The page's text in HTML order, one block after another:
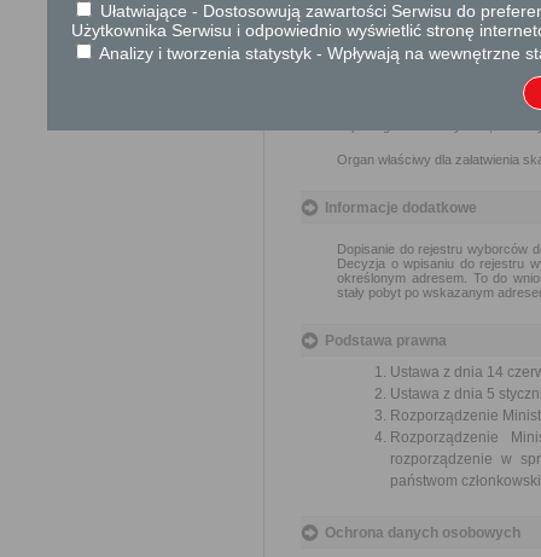
Skargi i wnioski
Przedmiotem skargi może być
naruszenie praworządności lub
Przedmiotem wniosku mogą
Organ właściwy dla załatwienia
Informacje dodatkowe
Dopisanie do rejestru wyborców
Decyzja o wpisaniu do rejestru
określonym adresem. To do
stały pobyt po wskazanym
Podstawa prawna
Ustawa z dnia 14
Ustawa z dnia 5
Rozporządzenie
Rozporządzenie
rozporządzenie w
państwom
Ochrona danych osobowych
Ułatwiające - Dostosowują zawartości Serwisu do
Użytkownika Serwisu i odpowiednio wyświetlić stronę
Analizy i tworzenia statystyk - Wpływają na wewnętrzne